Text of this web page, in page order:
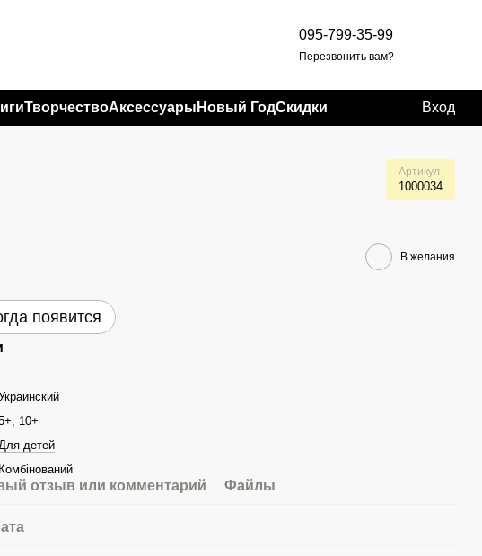
095-799-35-99
Перезвонить вам?
ТворчествоАксессуары Новый ГодСкидки Вход
Артикул
1000034
В желания
появится
10+
детей
Комбінований
отзыв или комментарий Файлы